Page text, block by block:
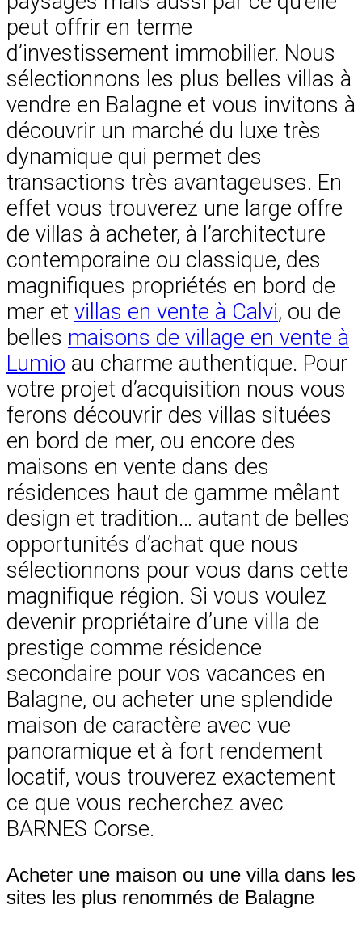
peut offrir en terme
d’investissement immobilier. Nous
sélectionnons les plus belles villas à
vendre en Balagne et vous invitons à
découvrir un marché du luxe très
dynamique qui permet des
transactions très avantageuses. En
effet vous trouverez une large offre
de villas à acheter, à l’architecture
contemporaine ou classique, des
magnifiques propriétés en bord de
mer et villas en vente à Calvi, ou de
belles maisons de village en vente à
Lumio au charme authentique. Pour
votre projet d’acquisition nous vous
ferons découvrir des villas situées
en bord de mer, ou encore des
maisons en vente dans des
résidences haut de gamme mêlant
design et tradition… autant de belles
opportunités d’achat que nous
sélectionnons pour vous dans cette
magnifique région. Si vous voulez
devenir propriétaire d’une villa de
prestige comme résidence
secondaire pour vos vacances en
Balagne, ou acheter une splendide
maison de caractère avec vue
panoramique et à fort rendement
locatif, vous trouverez exactement
ce que vous recherchez avec
BARNES Corse.
Acheter une maison ou une villa dans les
sites les plus renommés de Balagne